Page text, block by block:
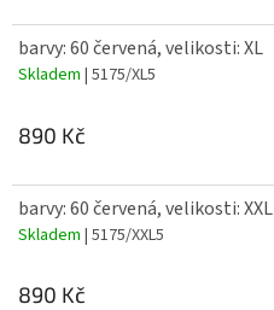
barvy: 60 červená, velikosti: XL
Skladem | 5175/XL5
890 Kč
barvy: 60 červená, velikosti: XXL
Skladem | 5175/XXL5
890 Kč